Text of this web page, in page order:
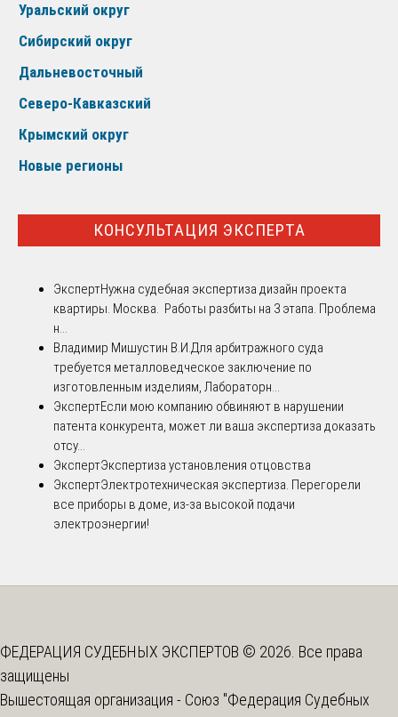
Уральский округ
Сибирский округ
Дальневосточный
Северо-Кавказский
Крымский округ
Новые регионы
КОНСУЛЬТАЦИЯ ЭКСПЕРТА
ЭкспертНужна судебная экспертиза дизайн проекта
квартиры. Москва. Работы разбиты на 3 этапа. Проблема
н...
Владимир Мишустин В.И.Для арбитражного суда
требуется металловедческое заключение по
изготовленным изделиям, Лабораторн...
ЭкспертЕсли мою компанию обвиняют в нарушении
патента конкурента, может ли ваша экспертиза доказать
отсу...
ЭкспертЭкспертиза установления отцовства
ЭкспертЭлектротехническая экспертиза. Перегорели
все приборы в доме, из-за высокой подачи
электроэнергии!
ФЕДЕРАЦИЯ СУДЕБНЫХ ЭКСПЕРТОВ © 2026. Все права
защищены
Вышестоящая организация - Союз "Федерация Судебных